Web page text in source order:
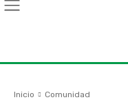
Inicio Comunidad